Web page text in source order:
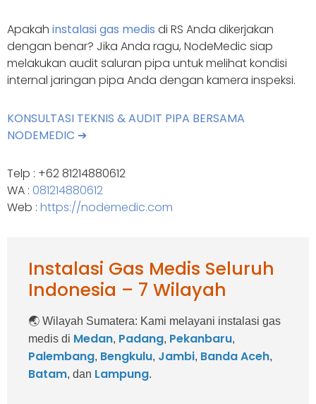
Apakah instalasi gas medis di RS Anda dikerjakan
dengan benar? Jika Anda ragu, NodeMedic siap
melakukan audit saluran pipa untuk melihat kondisi
internal jaringan pipa Anda dengan kamera inspeksi.
KONSULTASI TEKNIS & AUDIT PIPA BERSAMA
NODEMEDIC ➔
Telp : +62 81214880612
WA : 081214880612
Web : https://nodemedic.com
Instalasi Gas Medis Seluruh
Indonesia – 7 Wilayah
🌏 Wilayah Sumatera: Kami melayani instalasi gas
medis di Medan, Padang, Pekanbaru,
Palembang, Bengkulu, Jambi, Banda Aceh,
Batam, dan Lampung.